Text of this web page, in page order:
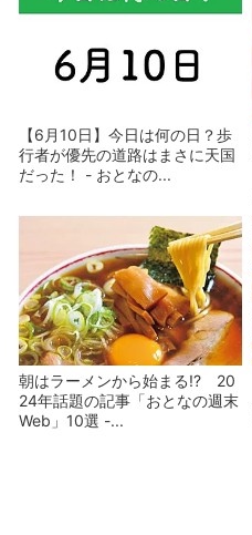
【6月10日】今日は何の日？歩
行者が優先の道路はまさに天国
だった！ - おとなの...
朝はラーメンから始まる!? 20
24年話題の記事「おとなの週末
Web」10選 -...